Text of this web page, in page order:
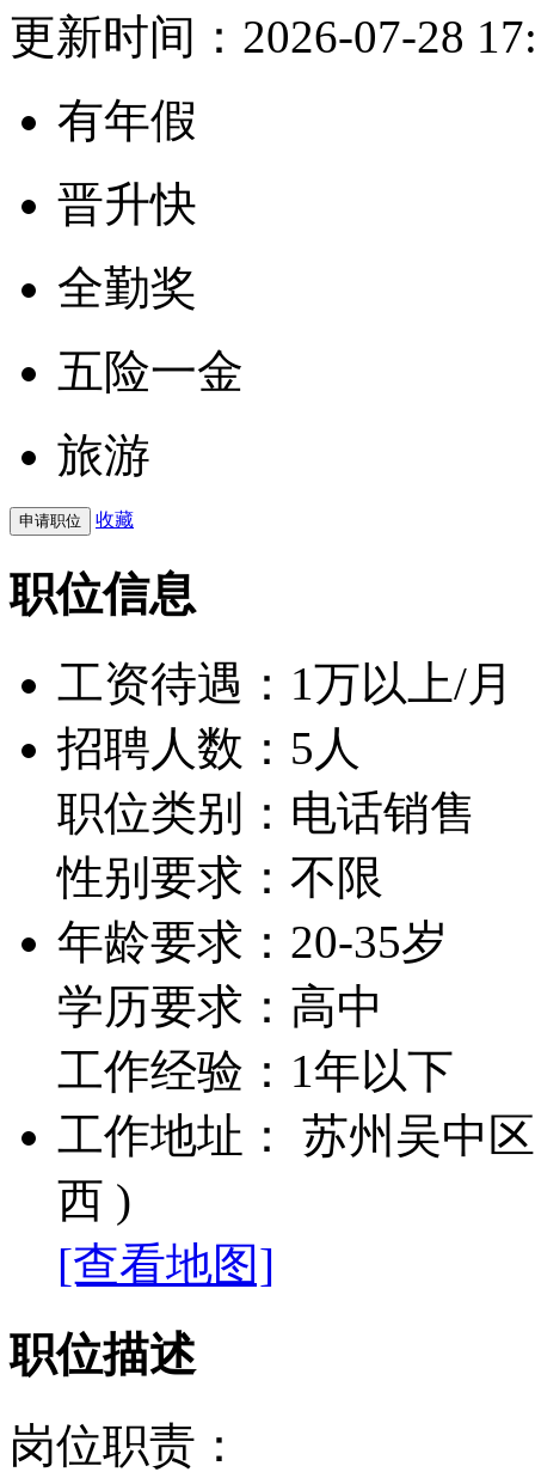
更新时间：2026-07-28
有年假
晋升快
全勤奖
五险一金
旅游
收藏
职位信息
工资待遇： 1万以上/月
招聘人数：5人
职位类别：电话销售
性别要求：不限
年龄要求：20-35岁
学历要求：高中
工作经验：1年以下
工作地址： 苏州吴中
西 )
[查看地图]
职位描述
岗位职责：